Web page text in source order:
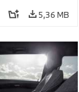
5,36 MB